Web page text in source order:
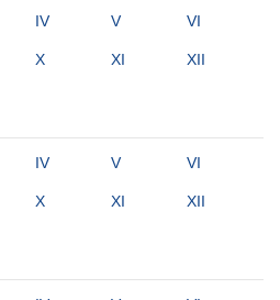
IV V VI
X XI XII
IV V VI
X XI XII